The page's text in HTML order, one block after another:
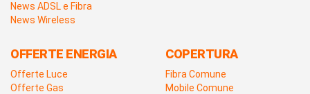
News ADSL e Fibra
News Wireless
OFFERTE ENERGIA
Offerte Luce
Offerte Gas
COPERTURA
Fibra Comune
Mobile Comune